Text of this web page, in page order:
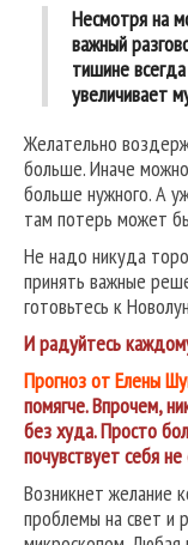
Несмотря на
важный
тишине
увеличивает
Желательно
больше. Иначе
больше нужного. А
там потерь может
Не надо никуда
принять важные
готовьтесь к
И радуйтесь
Прогноз от Елены
помягче. Впрочем,
без худа. Просто
почувствует себя
Возникнет желание
проблемы на свет и